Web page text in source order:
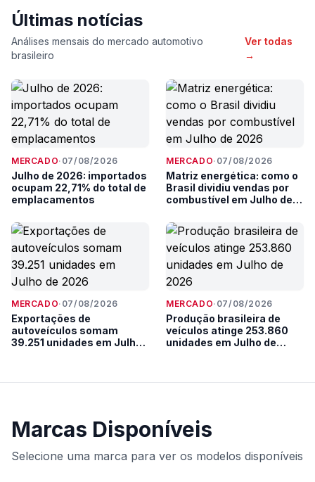
Últimas notícias
Análises mensais do mercado automotivo
brasileiro
Ver todas
→
MERCADO· 07/08/2026
Julho de 2026: importados
ocupam 22,71% do total de
emplacamentos
MERCADO· 07/08/2026
Matriz energética: como o
Brasil dividiu vendas por
combustível em Julho de
MERCADO· 07/08/2026
Exportações de
autoveículos somam
39.251 unidades em Julho
MERCADO· 07/08/2026
Produção brasileira de
veículos atinge 253.860
unidades em Julho de
Marcas Disponíveis
Selecione uma marca para ver os modelos disponíveis